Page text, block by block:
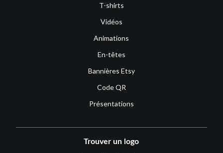
T-shirts
Vidéos
Animations
En-têtes
Bannières Etsy
Code QR
Présentations
Trouver un logo